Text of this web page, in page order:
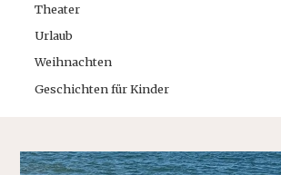
Theater
Urlaub
Weihnachten
Geschichten für Kinder